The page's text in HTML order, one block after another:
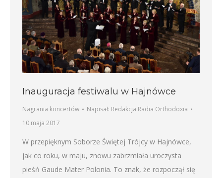
Inauguracja festiwalu w Hajnówce
Nagrania koncertów Napisał: Redakcja Radia Orthodoxia
10 maja 2017
W przepięknym Soborze Świętej Trójcy w Hajnówce,
jak co roku, w maju, znowu zabrzmiała uroczysta
pieśń Gaude Mater Polonia. To znak, że rozpoczął się